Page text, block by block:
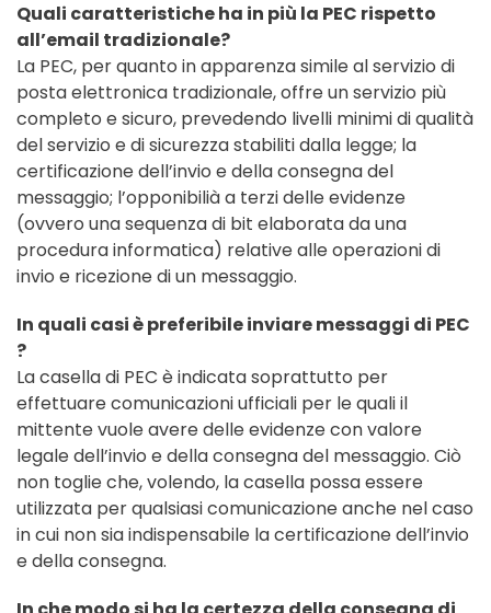
Quali caratteristiche ha in più la PEC rispetto
all’email tradizionale?
La PEC, per quanto in apparenza simile al servizio di
posta elettronica tradizionale, offre un servizio più
completo e sicuro, prevedendo livelli minimi di qualità
del servizio e di sicurezza stabiliti dalla legge; la
certificazione dell’invio e della consegna del
messaggio; l’opponibilià a terzi delle evidenze
(ovvero una sequenza di bit elaborata da una
procedura informatica) relative alle operazioni di
invio e ricezione di un messaggio.
In quali casi è preferibile inviare messaggi di PEC
?
La casella di PEC è indicata soprattutto per
effettuare comunicazioni ufficiali per le quali il
mittente vuole avere delle evidenze con valore
legale dell’invio e della consegna del messaggio. Ciò
non toglie che, volendo, la casella possa essere
utilizzata per qualsiasi comunicazione anche nel caso
in cui non sia indispensabile la certificazione dell’invio
e della consegna.